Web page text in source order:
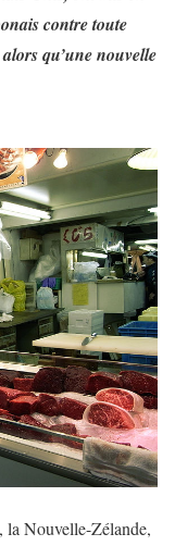
contre toute
qu’une nouvelle
la Nouvelle-Zélande,